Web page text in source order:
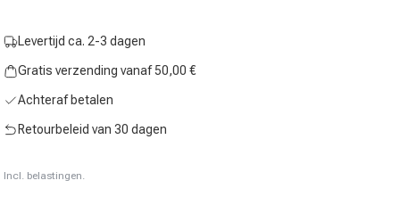
Levertijd ca. 2-3 dagen
Gratis verzending vanaf 50,00 €
Achteraf betalen
Retourbeleid van 30 dagen
Incl. belastingen.